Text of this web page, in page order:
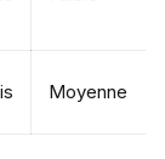
Moyenne